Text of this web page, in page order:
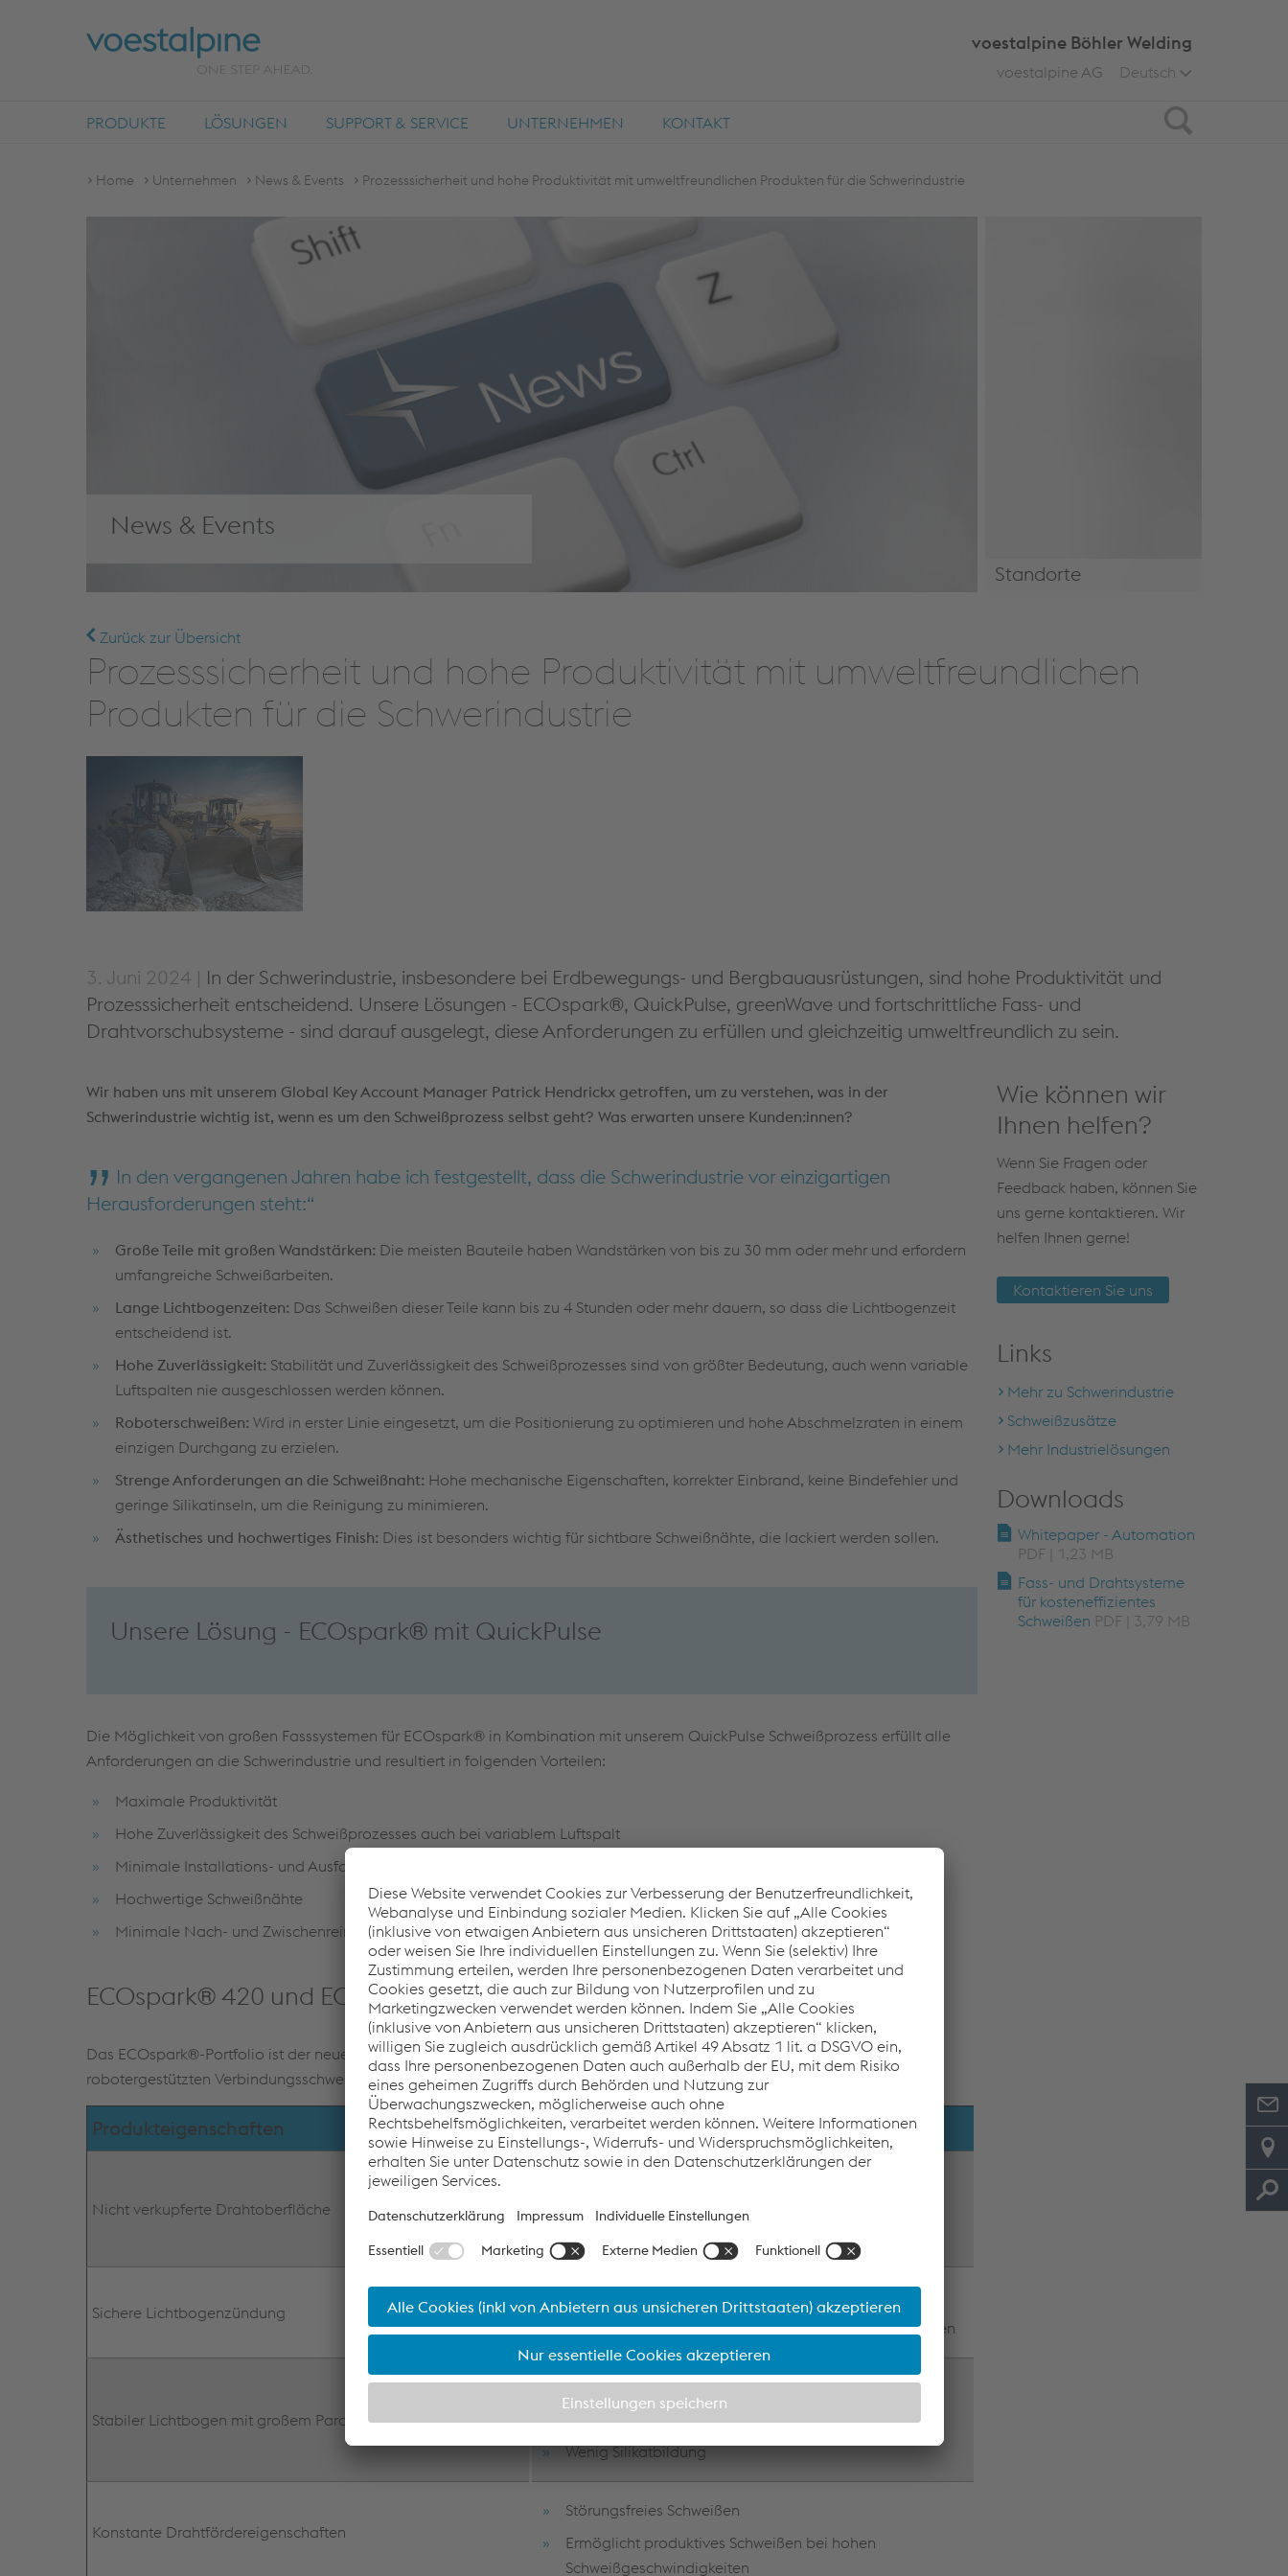
Search
voestalpine Böhler Welding
Deutsch
voestalpine AG
PRODUKTE LÖSUNGEN SUPPORT & SERVICE UNTERNEHMEN KONTAKT
Home Unternehmen News & Events Prozesssicherheit und hohe Produktivität mit umweltfreundlichen Produkten für die Schwerindustrie
News & Events
Standorte
Zurück zur Übersicht
Prozesssicherheit und hohe Produktivität mit umweltfreundlichen
Produkten für die Schwerindustrie
3. Juni 2024 | In der Schwerindustrie, insbesondere bei Erdbewegungs- und Bergbauausrüstungen, sind hohe Produktivität und
Prozesssicherheit entscheidend. Unsere Lösungen - ECOspark®, QuickPulse, greenWave und fortschrittliche Fass- und
Drahtvorschubsysteme - sind darauf ausgelegt, diese Anforderungen zu erfüllen und gleichzeitig umweltfreundlich zu sein.
Wir haben uns mit unserem Global Key Account Manager Patrick Hendrickx getroffen, um zu verstehen, was in der
Schwerindustrie wichtig ist, wenn es um den Schweißprozess selbst geht? Was erwarten unsere Kunden:innen?
In den vergangenen Jahren habe ich festgestellt, dass die Schwerindustrie vor einzigartigen
Herausforderungen steht:
Große Teile mit großen Wandstärken: Die meisten Bauteile haben Wandstärken von bis zu 30 mm oder mehr und erfordern
umfangreiche Schweißarbeiten.
Lange Lichtbogenzeiten: Das Schweißen dieser Teile kann bis zu 4 Stunden oder mehr dauern, so dass die Lichtbogenzeit
entscheidend ist.
Hohe Zuverlässigkeit: Stabilität und Zuverlässigkeit des Schweißprozesses sind von größter Bedeutung, auch wenn variable
Luftspalten nie ausgeschlossen werden können.
Roboterschweißen: Wird in erster Linie eingesetzt, um die Positionierung zu optimieren und hohe Abschmelzraten in einem
einzigen Durchgang zu erzielen.
Strenge Anforderungen an die Schweißnaht: Hohe mechanische Eigenschaften, korrekter Einbrand, keine Bindefehler und
geringe Silikatinseln, um die Reinigung zu minimieren.
Ästhetisches und hochwertiges Finish: Dies ist besonders wichtig für sichtbare Schweißnähte, die lackiert werden sollen.
Unsere Lösung - ECOspark® mit QuickPulse
Die Möglichkeit von großen Fasssystemen für ECOspark® in Kombination mit unserem QuickPulse Schweißprozess erfüllt alle
Anforderungen an die Schwerindustrie und resultiert in folgenden Vorteilen:
Maximale Produktivität
Hohe Zuverlässigkeit des Schweißprozesses auch bei variablem Luftspalt
Minimale Installations- und Ausfallzeiten
Hochwertige Schweißnähte
Minimale Nach- und Zwischenreinigungsvorgänge
ECOspark® 420 und ECOspark® 460
Das ECOspark®-Portfolio ist der neueste Stand der Entwicklung für kupferfreie Massivdrähte zum manuellen oder
robotergestützten Verbindungsschweißen von unlegierten und niedriglegierten Stählen.
Produkteigenschaften Kundenvorteile
Nicht verkupferte Drahtoberfläche
Weniger Ausfallzeiten für die Reinigung der
Drahtführungen
Sichere Lichtbogenzündung
Hohe Zuverlässigkeit bei kurzen Nähten und Heftnähten
Stabiler Lichtbogen mit großem Parameterfenster
Einfache und schnelle Parameterfindung
Niedrige Spritzer
Wenig Silikatbildung
Konstante Drahtfördereigenschaften
Störungsfreies Schweißen
Ermöglicht produktives Schweißen bei hohen
Schweißgeschwindigkeiten
Wie können wir
Ihnen helfen?
Wenn Sie Fragen oder
Feedback haben, können Sie
uns gerne kontaktieren. Wir
helfen Ihnen gerne!
Kontaktieren Sie uns
Links
Mehr zu Schwerindustrie
Schweißzusätze
Mehr Industrielösungen
Downloads
Whitepaper - Automation
PDF | 1,23 MB
Fass- und Drahtsysteme
für kosteneffizientes
Schweißen PDF | 3,79 MB